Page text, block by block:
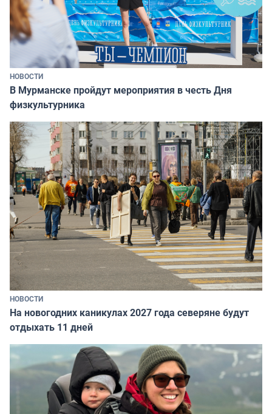
НОВОСТИ
В Мурманске пройдут мероприятия в честь Дня
физкультурника
НОВОСТИ
На новогодних каникулах 2027 года северяне будут
отдыхать 11 дней